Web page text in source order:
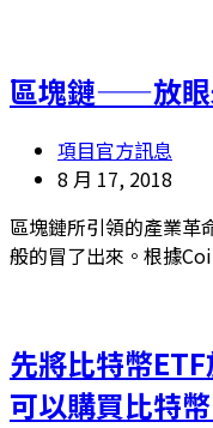
區塊鏈——放眼
項目官方訊息
8 月 17, 2018
區塊鏈所引領的產業革
般的冒了出來。根據
先將比特幣
可以購買比特幣